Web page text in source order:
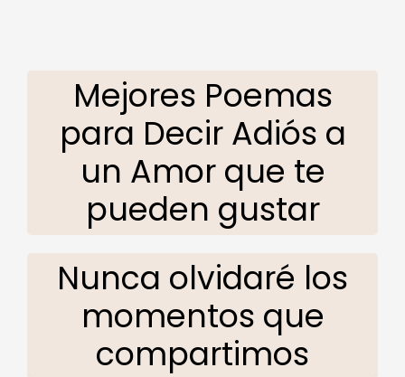
Mejores Poemas
para Decir Adiós a
un Amor que te
pueden gustar
Nunca olvidaré los
momentos que
compartimos